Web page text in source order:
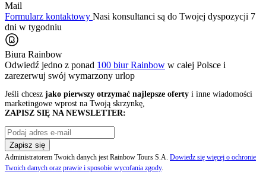
Mail
Formularz kontaktowy Nasi konsultanci są do Twojej dyspozycji 7
dni w tygodniu
Biura Rainbow
Odwiedź jedno z ponad 100 biur Rainbow w całej Polsce i
zarezerwuj swój wymarzony urlop
Jeśli chcesz jako pierwszy otrzymać najlepsze oferty i inne wiadomości
marketingowe wprost na Twoją skrzynkę,
ZAPISZ SIĘ NA NEWSLETTER:
Zapisz się
Administratorem Twoich danych jest Rainbow Tours S.A. Dowiedz się więcej o ochronie
Twoich danych oraz prawie i sposobie wycofania zgody.